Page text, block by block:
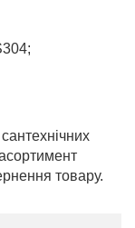
товару.